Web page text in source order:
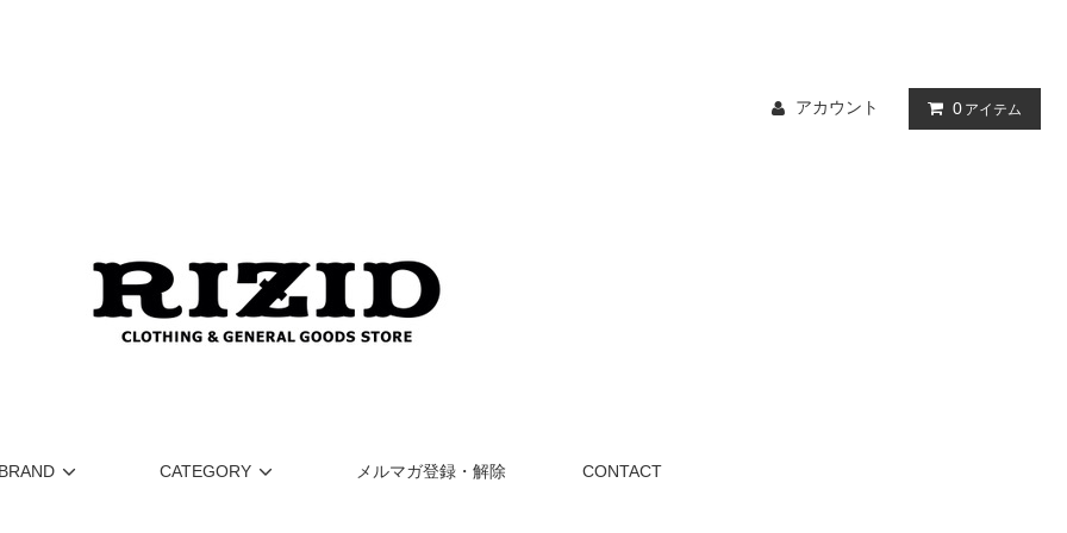
アカウント 0 アイテム
CATEGORY メルマガ登録・解除 CONTACT